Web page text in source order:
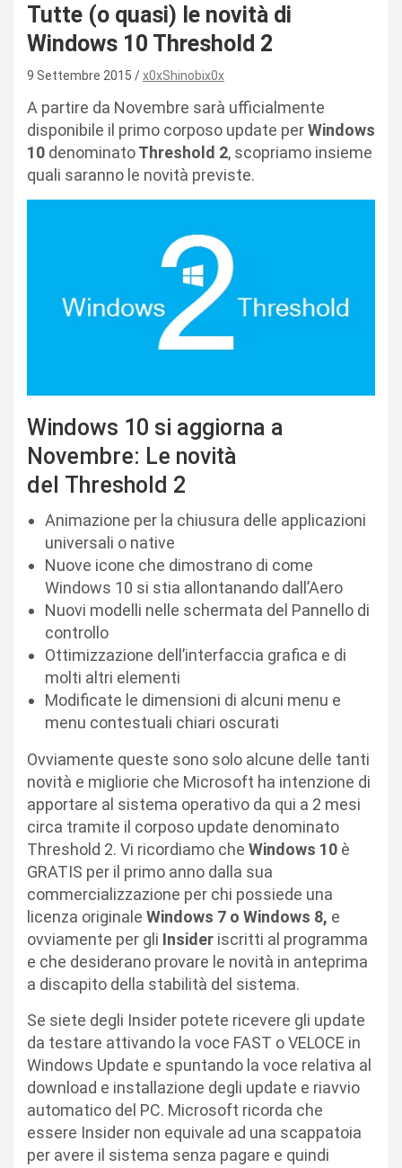
Tutte (o quasi) le novità di
Windows 10 Threshold 2
9 Settembre 2015 x0xShinobix0x
A partire da Novembre sarà ufficialmente
disponibile il primo corposo update perWindows
10 denominatoThreshold 2, scopriamo insieme
quali saranno le novità previste.
Windows 10 si aggiorna a
Novembre: Le novità
del Threshold 2
Animazione per la chiusura delle applicazioni
universali o native
Nuove icone che dimostrano di come
Windows 10 si stia allontanando dall’Aero
Nuovi modelli nelle schermata del Pannello di
controllo
Ottimizzazione dell’interfaccia grafica e di
molti altri elementi
Modificate le dimensioni di alcuni menu e
menu contestuali chiari oscurati
Ovviamente queste sono solo alcune delle tanti
novità e migliorie che Microsoft ha intenzione di
apportare al sistema operativo da qui a 2 mesi
circa tramite il corposo update denominato
Threshold 2. Vi ricordiamo che Windows 10 è
GRATIS per il primo anno dalla sua
commercializzazione per chi possiede una
licenza originale Windows 7 o Windows 8, e
ovviamente per gli Insider iscritti al programma
e che desiderano provare le novità in anteprima
a discapito della stabilità del sistema.
Se siete degli Insider potete ricevere gli update
da testare attivando la voce FAST o VELOCE in
Windows Update e spuntando la voce relativa al
download e installazione degli update e riavvio
automatico del PC. Microsoft ricorda che
essere Insider non equivale ad una scappatoia
per avere il sistema senza pagare e quindi